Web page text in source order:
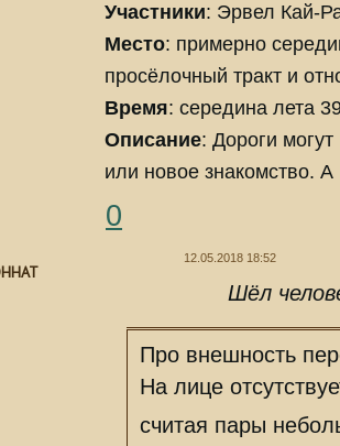
Участники: Эрвел Кай-
Место: примерно
просёлочный тракт и
Время: середина лета
Описание: Дороги
или новое знакомство.
0
12.05.2018 18:52
Шёл
Про внешность
На лице
считая пары